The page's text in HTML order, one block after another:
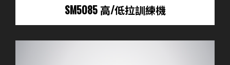
SM5085 高/低拉訓練機